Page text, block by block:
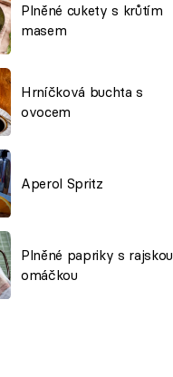
Plněné cukety s krůtím
masem
Hrníčková buchta s
ovocem
Aperol Spritz
Plněné papriky s rajskou
omáčkou